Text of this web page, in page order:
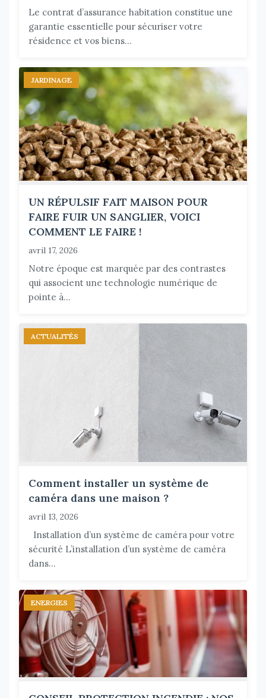
Le contrat d’assurance habitation constitue une
garantie essentielle pour sécuriser votre
résidence et vos biens...
JARDINAGE
UN RÉPULSIF FAIT MAISON POUR
FAIRE FUIR UN SANGLIER, VOICI
COMMENT LE FAIRE !
avril 17, 2026
Notre époque est marquée par des contrastes
qui associent une technologie numérique de
pointe à...
ACTUALITÉS
Comment installer un système de
caméra dans une maison ?
avril 13, 2026
Installation d’un système de caméra pour votre
sécurité L’installation d’un système de caméra
dans...
ENERGIES